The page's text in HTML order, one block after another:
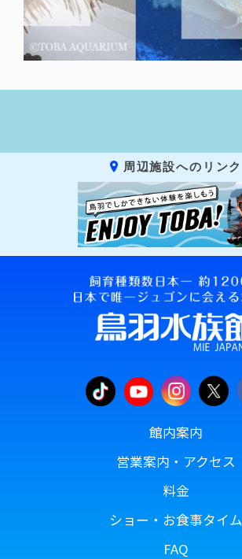
2026年8月7日
周辺施設へのリンク
館内案内
営業案内・アクセス
料金
ショー・お食事タイム
FAQ